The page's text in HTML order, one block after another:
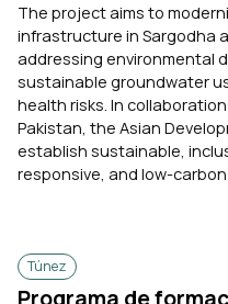
The project aims to
infrastructure in Sargodha
addressing environmental
sustainable groundwater
health risks. In
Pakistan, the Asian
establish sustainable,
responsive, and low-
Túnez
Programa de